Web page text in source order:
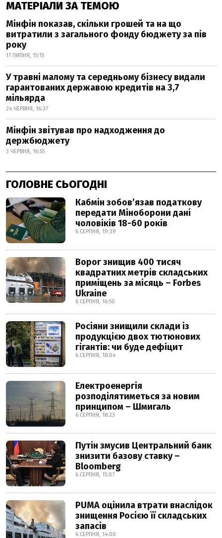
МАТЕРІАЛИ ЗА ТЕМОЮ
Мінфін показав, скільки грошей та на що
витратили з загального фонду бюджету за пів
року
17 ЛИПНЯ, 15:15
У травні малому та середньому бізнесу видали
гарантованих державою кредитів на 3,7
мільярда
24 ЧЕРВНЯ, 16:37
Мінфін звітував про надходження до
держбюджету
3 ЧЕРВНЯ, 16:55
ГОЛОВНЕ СЬОГОДНІ
Кабмін зобовʼязав податкову
передати Міноборони дані
чоловіків 18-60 років
6 СЕРПНЯ, 19:39
Ворог знищив 400 тисяч
квадратних метрів складських
приміщень за місяць – Forbes
Ukraine
6 СЕРПНЯ, 16:50
Росіяни знищили склади із
продукцією двох тютюнових
гігантів: чи буде дефіцит
6 СЕРПНЯ, 18:04
Електроенергія
розподілятиметься за новим
принципом – Шмигаль
6 СЕРПНЯ, 18:23
Путін змусив Центральний банк
знизити базову ставку –
Bloomberg
6 СЕРПНЯ, 15:07
PUMA оцінила втрати внаслідок
знищення Росією її складських
запасів
6 СЕРПНЯ, 14:00